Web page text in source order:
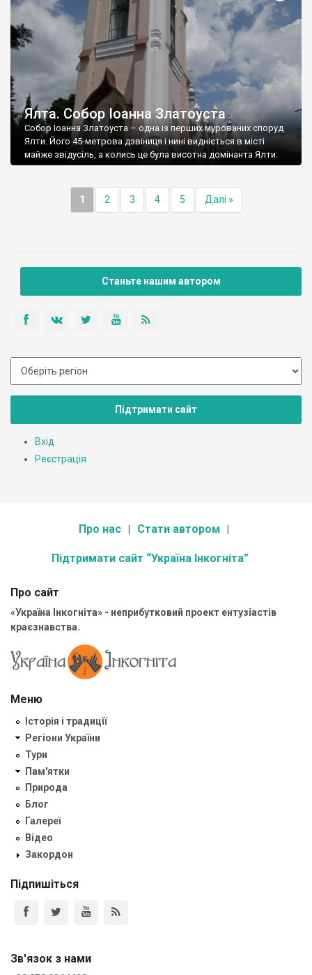
Ялта. Собор Іоанна Златоуста
Собор Іоанна Златоуста – одна із перших мурованих споруд
Ялти. Його 45-метрова дзвіниця і нині видніється в місті
майже звідусіль, а колись це була висотна домінанта Ялти.
1 2 3 4 5 Далі »
Станьте нашим автором
Підтримати сайт
Вхід
Реєстрація
Про нас Стати автором
Підтримати сайт “Україна Інкогніта”
Про сайт
«Україна Інкогніта» - неприбутковий проект ентузіастів
краєзнавства.
Меню
Історія і традиції
Регіони України
Тури
Пам'ятки
Природа
Блог
Галереї
Відео
Закордон
Підпишіться
Зв'язок з нами